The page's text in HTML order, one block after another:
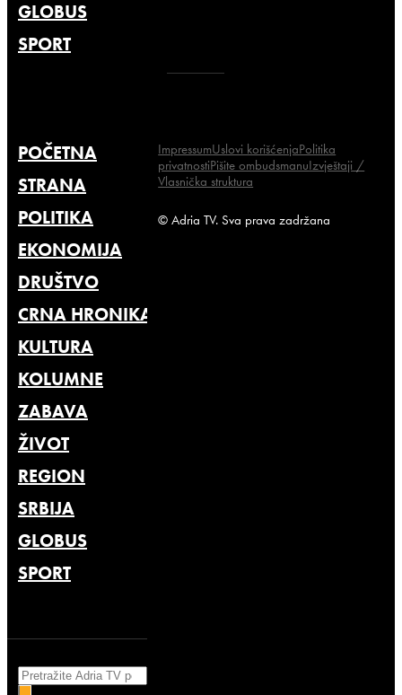
GLOBUS
SPORT
POČETNA
STRANA
POLITIKA
EKONOMIJA
DRUŠTVO
CRNA HRONIKA
KULTURA
KOLUMNE
ZABAVA
ŽIVOT
REGION
SRBIJA
GLOBUS
SPORT
ImpressumUslovi korišćenjaPolitika
privatnostiPišite ombudsmanuIzvještaji /
Vlasnička struktura
© Adria TV. Sva prava zadržana